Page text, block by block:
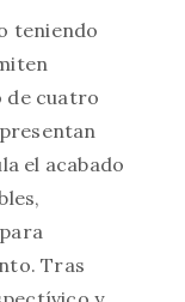
teniendo
de cuatro
el acabado
Tras